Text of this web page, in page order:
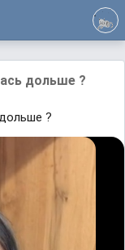
дольше ?
?